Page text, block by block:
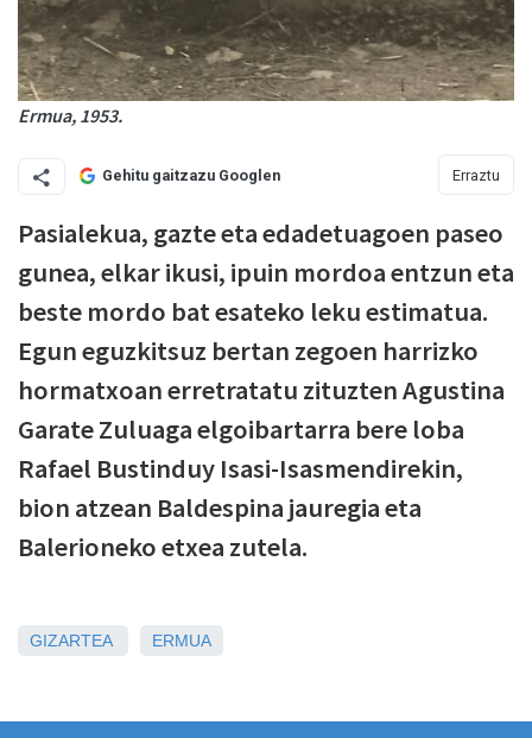
Ermua, 1953.
Gehitu gaitzazu Googlen Erraztu
Pasialekua, gazte eta edadetuagoen paseo
gunea, elkar ikusi, ipuin mordoa entzun eta
beste mordo bat esateko leku estimatua.
Egun eguzkitsuz bertan zegoen harrizko
hormatxoan erretratatu zituzten Agustina
Garate Zuluaga elgoibartarra bere loba
Rafael Bustinduy Isasi-Isasmendirekin,
bion atzean Baldespina jauregia eta
Balerioneko etxea zutela.
GIZARTEA ERMUA